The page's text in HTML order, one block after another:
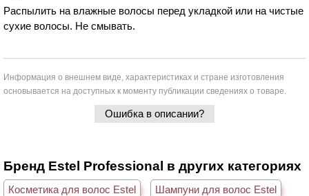
Распылить на влажные волосы перед укладкой или на чистые
сухие волосы. Не смывать.
Информация о внешнем виде, характеристиках и стране изготовления
основывается на доступных к моменту публикации сведениях о товаре.
Ошибка в описании?
Бренд Estel Professional в других категориях
Косметика для волос Estel Шампуни для волос Estel